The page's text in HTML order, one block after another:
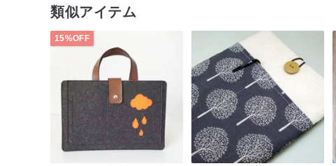
類似アイテム
15%OFF